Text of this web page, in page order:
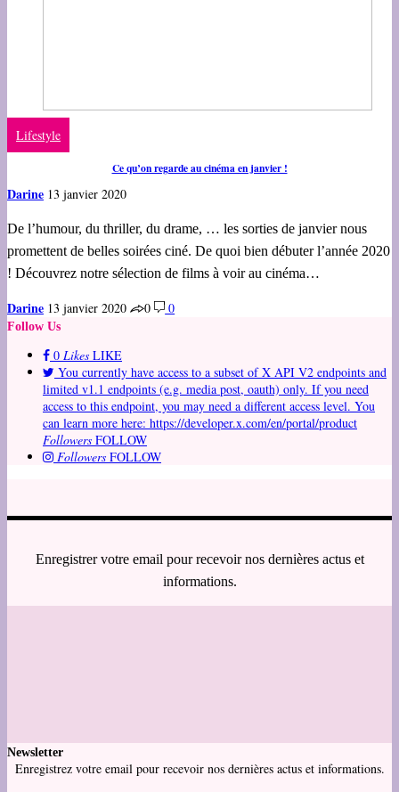
Lifestyle
Ce qu’on regarde au cinéma en janvier !
Darine 13 janvier 2020
De l’humour, du thriller, du drame, … les sorties de janvier nous
promettent de belles soirées ciné. De quoi bien débuter l’année 2020
! Découvrez notre sélection de films à voir au cinéma…
Darine 13 janvier 2020 0 0
Follow Us
0 Likes LIKE
You currently have access to a subset of X API V2 endpoints and
limited v1.1 endpoints (e.g. media post, oauth) only. If you need
access to this endpoint, you may need a different access level. You
can learn more here: https://developer.x.com/en/portal/product
Followers FOLLOW
Followers FOLLOW
Enregistrer votre email pour recevoir nos dernières actus et
informations.
Newsletter
Enregistrez votre email pour recevoir nos dernières actus et informations.